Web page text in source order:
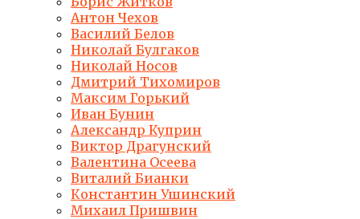
Антон Чехов
Василий Белов
Николай Булгаков
Николай Носов
Дмитрий Тихомиров
Максим Горький
Иван Бунин
Александр Куприн
Виктор Драгунский
Валентина Осеева
Виталий Бианки
Константин Ушинский
Михаил Пришвин